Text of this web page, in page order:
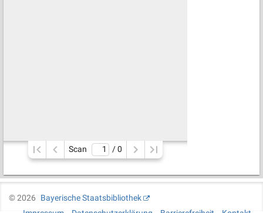
Scan / 0
©2026
Bayerische Staatsbibliothek